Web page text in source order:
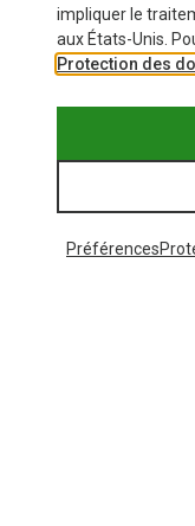
impliquer le
aux États-Unis.
Protection des
Préférences